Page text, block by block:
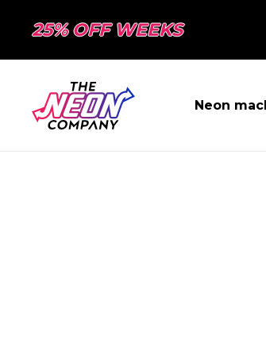
25% OFF WEEKS
Neon